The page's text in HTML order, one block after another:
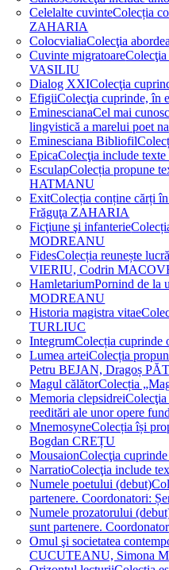
Celelalte cuvinteColecția
ZAHARIA
ColocvialiaColecţia
Cuvinte migratoare
VASILIU
Dialog XXIColecţia
EfigiiColecţia cuprinde, în
EminescianaCel mai
lingvistică a marelui poet
Eminesciana Bibliofil
EpicaColecţia include
EsculapColecția propune
HATMANU
ExitColecția conține cărți
Frăguţa ZAHARIA
Ficţiune şi infanterie
MODREANU
FidesColecția reunește
VIERIU, Codrin
HamletariumPornind de la
MODREANU
Historia magistra vitae
TURLIUC
IntegrumColecția cuprinde
Lumea arteiColecția
Petru BEJAN, Dragoș
Magul călătorColecția
Memoria clepsidrei
reeditări ale unor opere
MnemosyneColecția își
Bogdan CREȚU
MousaionColecţia
NarratioColecţia include
Numele poetului (debut)
partenere. Coordonatori:
Numele prozatorului
sunt partenere.
Omul şi societatea
CUCUTEANU, Simona